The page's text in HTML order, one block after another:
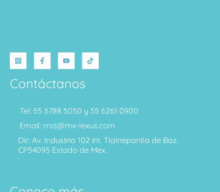
.
Contáctanos
Tel: 55 6788 5050 y 55 6261 0900
Email: rrss@mx-lexus.com
Dir: Av. Industria 102 int. Tlalnepantla de Baz.
CP54095 Estado de Mex.